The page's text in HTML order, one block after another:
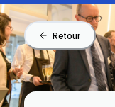
Retour